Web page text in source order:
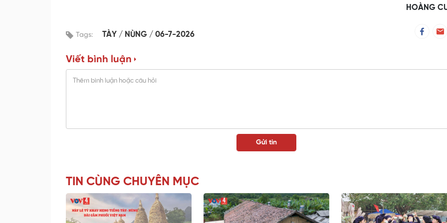
HOÀNG
Tags: TÀY NÙNG 06-7-2026
Viết bình luận
TIN CÙNG CHUYÊN MỤC